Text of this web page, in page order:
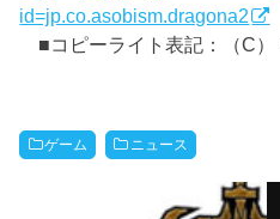
id=jp.co.asobism.dragona2
■コピーライト表記：（C）
ゲーム ニュース